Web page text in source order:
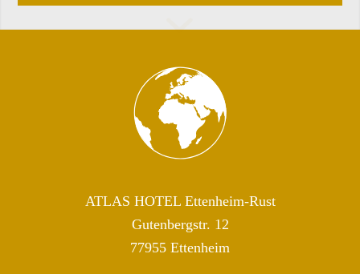
ATLAS HOTEL Et­ten­heim-Rust
Gu­ten­berg­str. 12
77955 Et­ten­heim